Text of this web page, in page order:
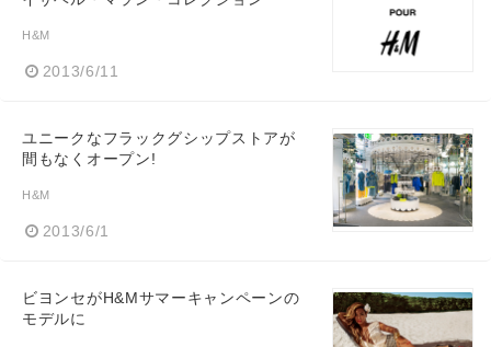
H&M
2013/6/11
ユニークなフラックグシップストアが
間もなくオープン!
H&M
2013/6/1
ビヨンセがH&Mサマーキャンペーンの
モデルに